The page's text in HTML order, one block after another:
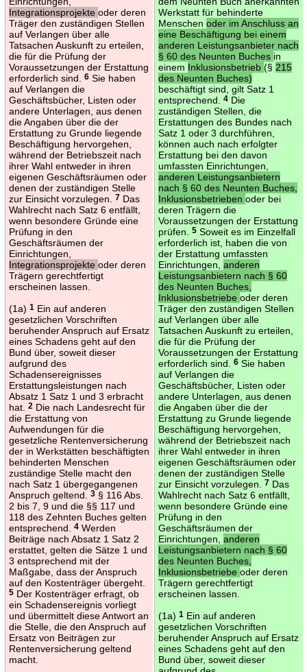
Integrationsprojekte oder deren
Träger den zuständigen Stellen
auf Verlangen über alle
Tatsachen Auskunft zu erteilen,
die für die Prüfung der
Voraussetzungen der Erstattung
erforderlich sind.
6Sie haben
auf Verlangen die
Geschäftsbücher, Listen oder
andere Unterlagen, aus denen
die Angaben über die der
Erstattung zu Grunde liegende
Beschäftigung hervorgehen,
während der Betriebszeit nach
ihrer Wahl entweder in ihren
eigenen Geschäftsräumen oder
denen der zuständigen Stelle
zur Einsicht vorzulegen.
7Das
Wahlrecht nach Satz 6 entfällt,
wenn besondere Gründe eine
Prüfung in den
Geschäftsräumen der
Einrichtungen,
Integrationsprojekte oder deren
Trägern gerechtfertigt
erscheinen lassen.
(1a) 1Ein auf anderen
gesetzlichen Vorschriften
beruhender Anspruch auf Ersatz
eines Schadens geht auf den
Bund über, soweit dieser
aufgrund des
Schadensereignisses
Erstattungsleistungen nach
Absatz 1 Satz 1 und 3 erbracht
hat.
2Die nach Landesrecht für
die Erstattung von
Aufwendungen für die
gesetzliche Rentenversicherung
der in Werkstätten beschäftigten
behinderten Menschen
zuständige Stelle macht den
nach Satz 1 übergegangenen
Anspruch geltend.
3§ 116 Abs.
2 bis 7, 9 und die §§ 117 und
118 des Zehnten Buches gelten
entsprechend.
4Werden
Beiträge nach Absatz 1 Satz 2
erstattet, gelten die Sätze 1 und
3 entsprechend mit der
Maßgabe, dass der Anspruch
auf den Kostenträger übergeht.
5Der Kostenträger erfragt, ob
ein Schadensereignis vorliegt
und übermittelt diese Antwort an
die Stelle, die den Anspruch auf
Ersatz von Beiträgen zur
Rentenversicherung geltend
macht.
Werkstatt für behinderte
Menschen oder im Anschluss an
eine Beschäftigung bei einem
anderen Leistungsanbieter nach
§ 60 des Neunten Buches in
einem Inklusionsbetrieb (§ 215
des Neunten Buches)
beschäftigt sind, gilt Satz 1
entsprechend.
4Die
zuständigen Stellen, die
Erstattungen des Bundes nach
Satz 1 oder 3 durchführen,
können auch nach erfolgter
Erstattung bei den davon
umfassten Einrichtungen,
anderen Leistungsanbietern
nach § 60 des Neunten Buches,
Inklusionsbetrieben oder bei
deren Trägern die
Voraussetzungen der Erstattung
prüfen.
5Soweit es im Einzelfall
erforderlich ist, haben die von
der Erstattung umfassten
Einrichtungen, anderen
Leistungsanbietern nach § 60
des Neunten Buches,
Inklusionsbetriebe oder deren
Träger den zuständigen Stellen
auf Verlangen über alle
Tatsachen Auskunft zu erteilen,
die für die Prüfung der
Voraussetzungen der Erstattung
erforderlich sind.
6Sie haben
auf Verlangen die
Geschäftsbücher, Listen oder
andere Unterlagen, aus denen
die Angaben über die der
Erstattung zu Grunde liegende
Beschäftigung hervorgehen,
während der Betriebszeit nach
ihrer Wahl entweder in ihren
eigenen Geschäftsräumen oder
denen der zuständigen Stelle
zur Einsicht vorzulegen.
7Das
Wahlrecht nach Satz 6 entfällt,
wenn besondere Gründe eine
Prüfung in den
Geschäftsräumen der
Einrichtungen, anderen
Leistungsanbietern nach § 60
des Neunten Buches,
Inklusionsbetriebe oder deren
Trägern gerechtfertigt
erscheinen lassen.
(1a) 1Ein auf anderen
gesetzlichen Vorschriften
beruhender Anspruch auf Ersatz
eines Schadens geht auf den
Bund über, soweit dieser